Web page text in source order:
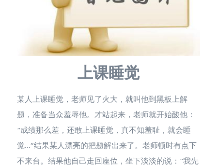
上课睡觉
某人上课睡觉，老师见了火大，就叫他到黑板上解
题，准备当众羞辱他。才站起来，老师就开始酸他：
“成绩那么差，还敢上课睡觉，真不知羞耻，就会睡
觉...”结果某人漂亮的把题解出来了。老师顿时有点下
不来台。结果他自己走回座位，坐下淡淡的说：“我先